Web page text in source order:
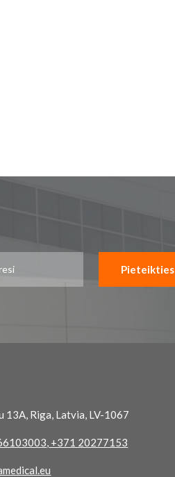
Pieteikties
13A, Riga, Latvia, LV-1067
, +371 20277153